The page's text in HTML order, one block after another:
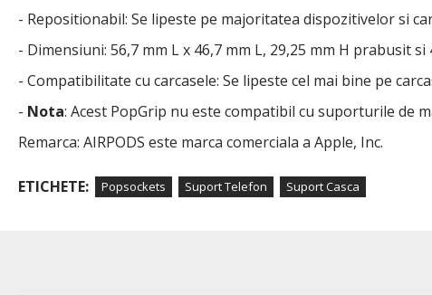
- Repositionabil: Se lipeste pe majoritatea dispozitivelor si
- Dimensiuni: 56,7 mm L x 46,7 mm L, 29,25 mm H prabusit si
- Compatibilitate cu carcasele: Se lipeste cel mai bine pe
- Nota: Acest PopGrip nu este compatibil cu suporturile de
Remarca: AIRPODS este marca comerciala a Apple, Inc.
ETICHETE: Popsockets Suport Telefon Suport Casca